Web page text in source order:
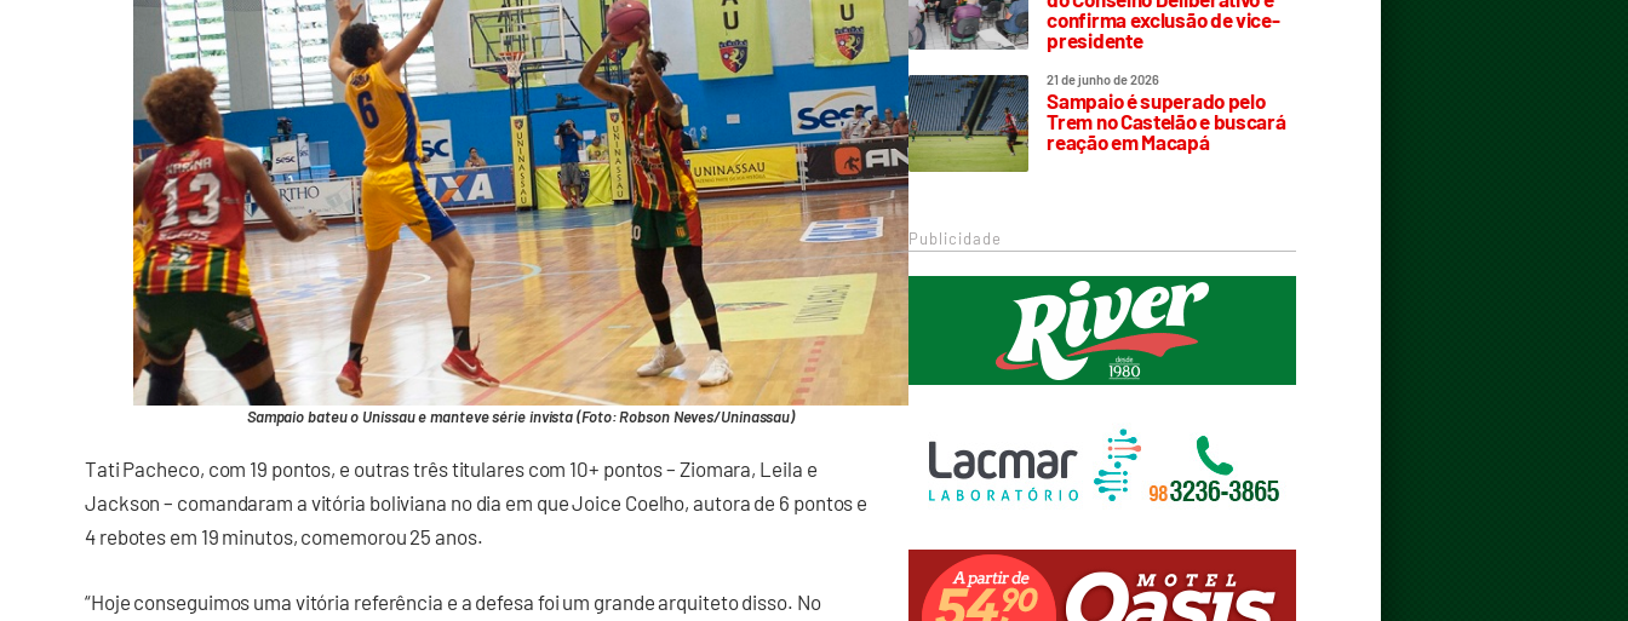
Sampaio bateu o Unissau e manteve série invista (Foto: Robson Neves/Uninassau)
Tati Pacheco, com 19 pontos, e outras três titulares com 10+ pontos – Ziomara, Leila e
Jackson – comandaram a vitória boliviana no dia em que Joice Coelho, autora de 6 pontos e
4 rebotes em 19 minutos, comemorou 25 anos.
“Hoje conseguimos uma vitória referência e a defesa foi um grande arquiteto disso. No
confirma exclusão de vice-
presidente
21 de junho de 2026
Sampaio é superado pelo
Trem no Castelão e buscará
reação em Macapá
Publicidade